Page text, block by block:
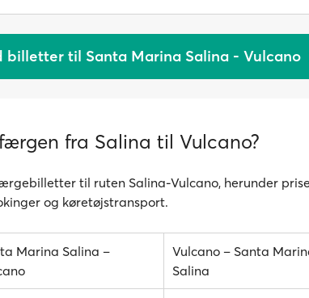
billetter til Santa Marina Salina - Vulcano
fra Salina til Vulcano?
til ruten Salina-Vulcano, herunder
og køretøjstransport.
Marina Salina –
Vulcano – Santa
Salina